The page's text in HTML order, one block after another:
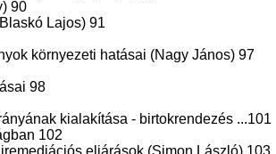
90
Lajos) 91
környezeti hatásai (Nagy János) 97
98
kialakítása - birtokrendezés ...101
102